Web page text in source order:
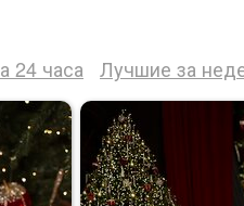
24 часа Лучшие за